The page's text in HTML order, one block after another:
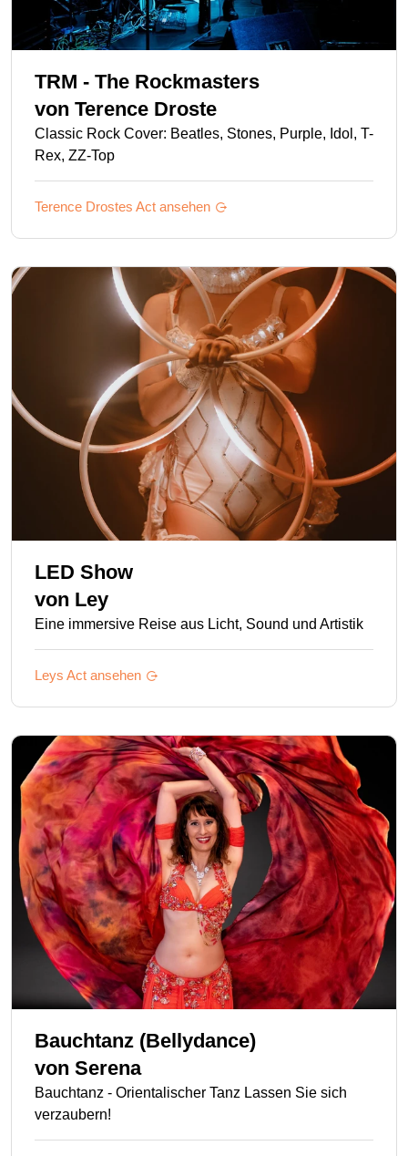
TRM - The Rockmasters
von Terence Droste
Classic Rock Cover: Beatles, Stones, Purple, Idol, T-
Rex, ZZ-Top
Terence Drostes Act ansehen
LED Show
von Ley
Eine immersive Reise aus Licht, Sound und Artistik
Leys Act ansehen
Bauchtanz (Bellydance)
von Serena
Bauchtanz - Orientalischer Tanz Lassen Sie sich
verzaubern!